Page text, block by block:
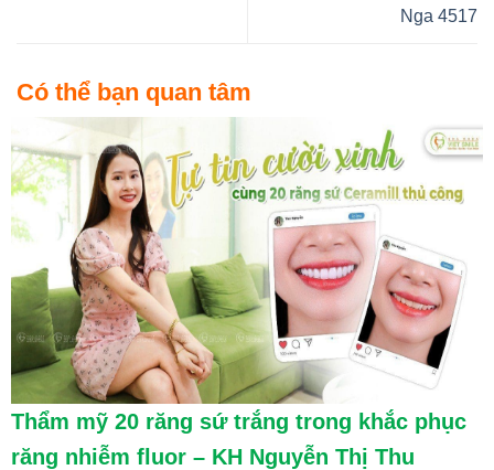
Nga 4517
Có thể bạn quan tâm
Thẩm mỹ 20 răng sứ trắng trong khắc phục
răng nhiễm fluor – KH Nguyễn Thị Thu